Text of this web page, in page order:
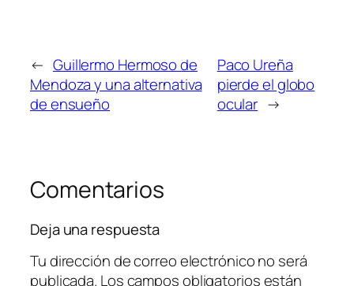
← Guillermo Hermoso de
Mendoza y una alternativa
de ensueño
Paco Ureña
pierde el globo
ocular →
Comentarios
Deja una respuesta
Tu dirección de correo electrónico no será
publicada. Los campos obligatorios están